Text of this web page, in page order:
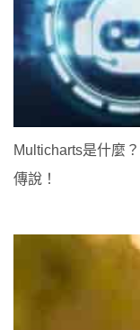
Multicharts是什麼
傳說！